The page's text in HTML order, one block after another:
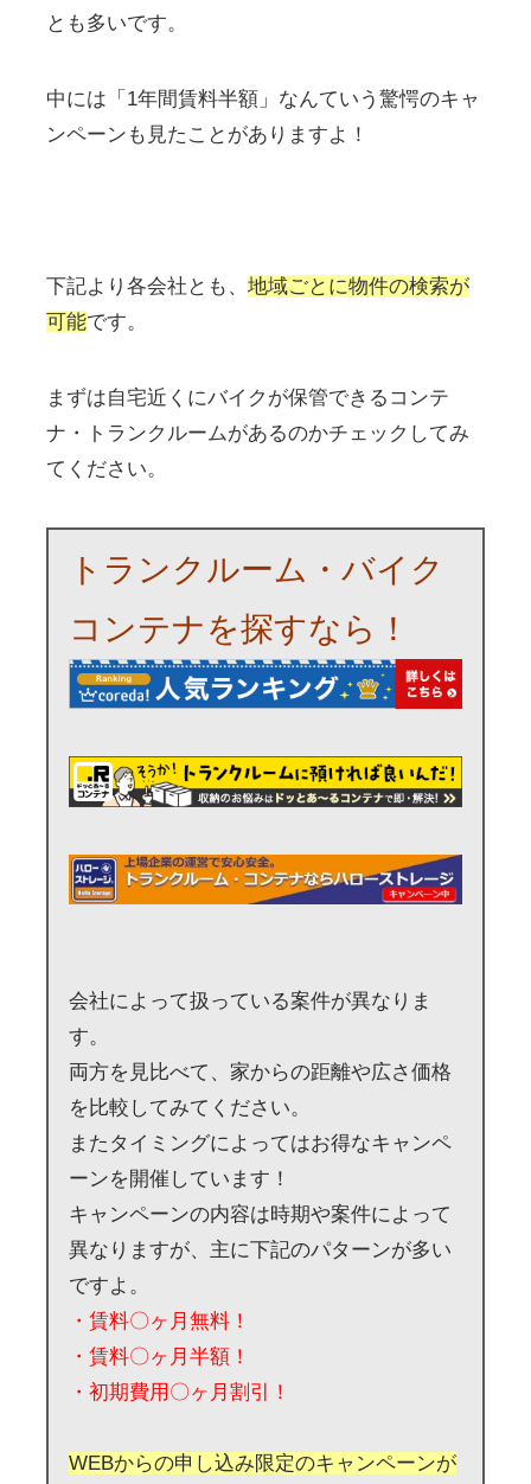
とも多いです。
中には「1年間賃料半額」なんていう驚愕のキャ
ンペーンも見たことがありますよ！
下記より各会社とも、 地域ごとに物件の検索が
可能です。
まずは自宅近くにバイクが保管できるコンテ
ナ・トランクルームがあるのかチェックしてみ
てください。
トランクルーム・バイク
コンテナを探すなら！
会社によって扱っている案件が異なりま
す。
両方を見比べて、家からの距離や広さ価格
を比較してみてください。
またタイミングによってはお得なキャンペ
ーンを開催しています！
キャンペーンの内容は時期や案件によって
異なりますが、主に下記のパターンが多い
ですよ。
・賃料〇ヶ月無料！
・賃料〇ヶ月半額！
・初期費用〇ヶ月割引！
WEBからの申し込み限定のキャンペーンが